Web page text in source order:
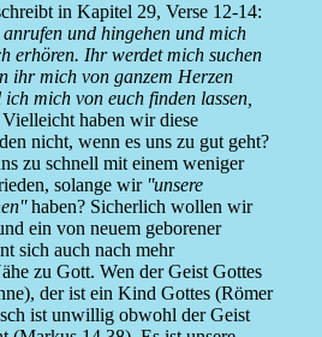
in Kapitel 29, Verse 12-14:
und hingehen und mich
erhören. Ihr werdet mich suchen
ihr mich von ganzem Herzen
mich von euch finden lassen,
haben wir diese
nicht, wenn es uns zu gut geht?
zu schnell mit einem weniger
solange wir ''unsere
haben? Sicherlich wollen wir
ein von neuem geborener
sich auch nach mehr
zu Gott. Wen der Geist Gottes
der ist ein Kind Gottes (Römer
ist unwillig obwohl der Geist